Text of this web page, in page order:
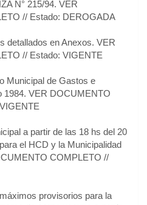
N° 215/94. VER
// Estado: DEROGADA
detallados en Anexos. VER
// Estado: VIGENTE
Municipal de Gastos e
1984. VER DOCUMENTO
a partir de las 18 hs del 20
el HCD y la Municipalidad
COMPLETO //
provisorios para la